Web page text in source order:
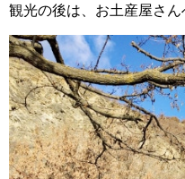
観光の後は、お土産屋さん